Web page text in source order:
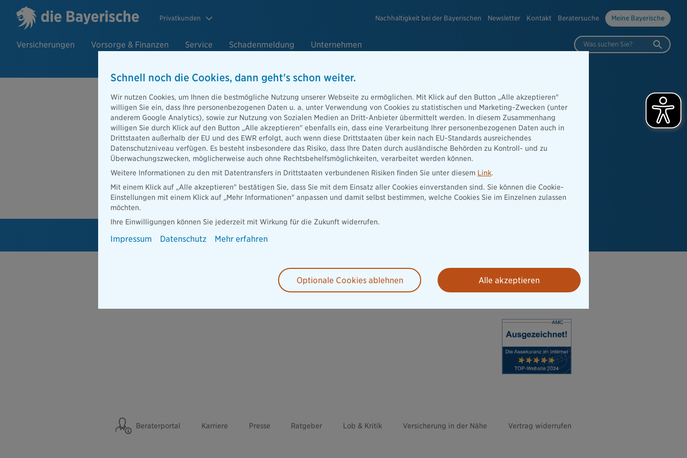
Privatkunden Nachhaltigkeit bei der Bayerischen Newsletter Kontakt Beratersuche Meine Bayerische
Versicherungen Vorsorge & Finanzen Service Schadenmeldung Unternehmen Was suchen Sie?
Beratersuche
PLZ oder Ort Berater
Beratersuche
PLZ oder Ort
Berater finden
Beraterportal Karriere Presse Ratgeber Lob & Kritik Versicherung in der Nähe Vertrag widerrufen
Schnell noch die Cookies, dann geht's schon weiter.
Wir nutzen Cookies, um Ihnen die bestmögliche Nutzung unserer Webseite zu ermöglichen. Mit Klick auf den Button „Alle akzeptieren"
willigen Sie ein, dass Ihre personenbezogenen Daten u. a. unter Verwendung von Cookies zu statistischen und Marketing-Zwecken (unter
anderem Google Analytics), sowie zur Nutzung von Sozialen Medien an Dritt-Anbieter übermittelt werden. In diesem Zusammenhang
willigen Sie durch Klick auf den Button „Alle akzeptieren" ebenfalls ein, dass eine Verarbeitung Ihrer personenbezogenen Daten auch in
Drittstaaten außerhalb der EU und des EWR erfolgt, auch wenn diese Drittstaaten über kein nach EU-Standards ausreichendes
Datenschutzniveau verfügen. Es besteht insbesondere das Risiko, dass Ihre Daten durch ausländische Behörden zu Kontroll- und zu
Überwachungszwecken, möglicherweise auch ohne Rechtsbehelfsmöglichkeiten, verarbeitet werden können.
Weitere Informationen zu den mit Datentransfers in Drittstaaten verbundenen Risiken finden Sie unter diesem Link.
Mit einem Klick auf „Alle akzeptieren" bestätigen Sie, dass Sie mit dem Einsatz aller Cookies einverstanden sind. Sie können die Cookie-
Einstellungen mit einem Klick auf „Mehr Informationen" anpassen und damit selbst bestimmen, welche Cookies Sie im Einzelnen zulassen
möchten.
Ihre Einwilligungen können Sie jederzeit mit Wirkung für die Zukunft widerrufen.
Impressum Datenschutz Mehr erfahren
Optionale Cookies ablehnen Alle akzeptieren